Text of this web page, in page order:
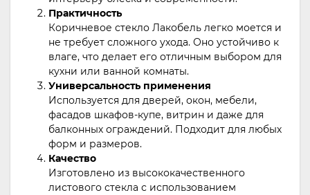
Практичность
Коричневое стекло Лакобель легко моется и
не требует сложного ухода. Оно устойчиво к
влаге, что делает его отличным выбором для
кухни или ванной комнаты.
Универсальность применения
Используется для дверей, окон, мебели,
фасадов шкафов-купе, витрин и даже для
балконных ограждений. Подходит для любых
форм и размеров.
Качество
Изготовлено из высококачественного
листового стекла с использованием